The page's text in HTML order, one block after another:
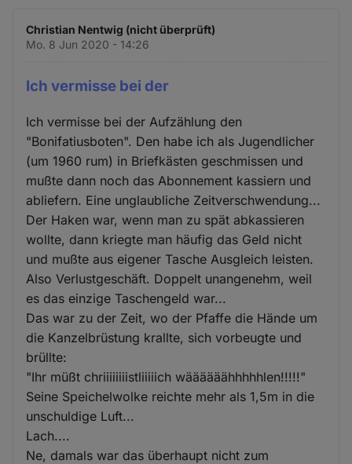
Christian Nentwig (nicht überprüft)
Mo. 8 Jun 2020 - 14:26
Ich vermisse bei der
Ich vermisse bei der Aufzählung den
"Bonifatiusboten". Den habe ich als Jugendlicher
(um 1960 rum) in Briefkästen geschmissen und
mußte dann noch das Abonnement kassiern und
abliefern. Eine unglaubliche Zeitverschwendung...
Der Haken war, wenn man zu spät abkassieren
wollte, dann kriegte man häufig das Geld nicht
und mußte aus eigener Tasche Ausgleich leisten.
Also Verlustgeschäft. Doppelt unangenehm, weil
es das einzige Taschengeld war...
Das war zu der Zeit, wo der Pfaffe die Hände um
die Kanzelbrüstung krallte, sich vorbeugte und
brüllte:
"Ihr müßt chriiiiiiiistliiiiich wäääääähhhhhlen!!!!!"
Seine Speichelwolke reichte mehr als 1,5m in die
unschuldige Luft...
Lach....
Ne, damals war das überhaupt nicht zum